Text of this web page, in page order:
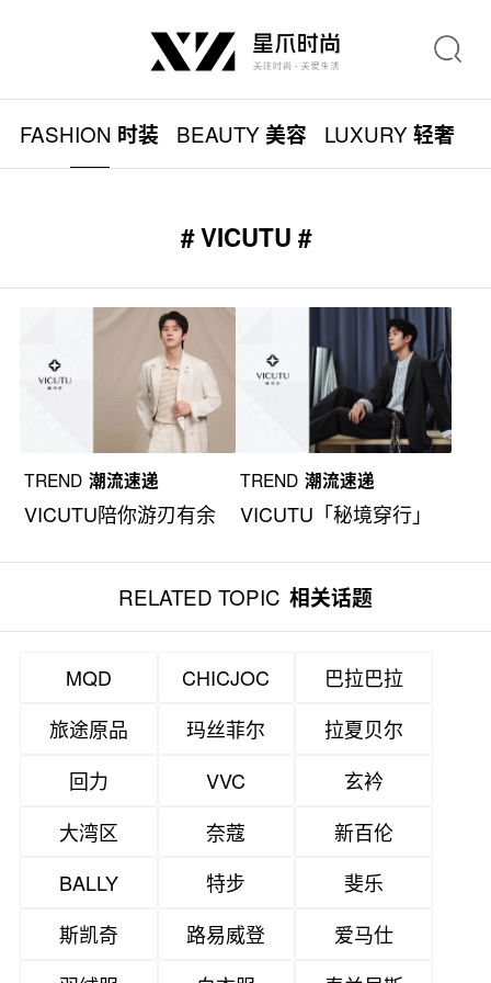
FASHION 时装 BEAUTY美容 LUXURY轻奢
# VICUTU #
TREND 潮流速递
VICUTU陪你游刃有余
TREND 潮流速递
VICUTU「秘境穿行」
RELATED TOPIC 相关话题
MQD CHICJOC
巴拉巴拉
旅途原品
玛丝菲尔
拉夏贝尔
回力
VVC
玄衿
大湾区
奈蔻
新百伦
BALLY
特步
斐乐
斯凯奇
路易威登
爱马仕